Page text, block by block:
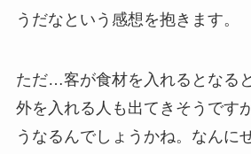
うだなという感想を抱きます。
ただ…客が食材を入れるとなる
外を入れる人も出てきそうです
うなるんでしょうかね。なんに